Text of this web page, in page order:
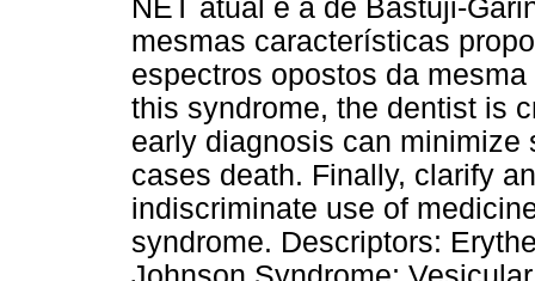
NET atual é a de Bastuji-
mesmas características
espectros opostos da
this syndrome, the dentist is
early diagnosis can minimize
cases death. Finally, clarify
indiscriminate use of
syndrome. Descriptors: